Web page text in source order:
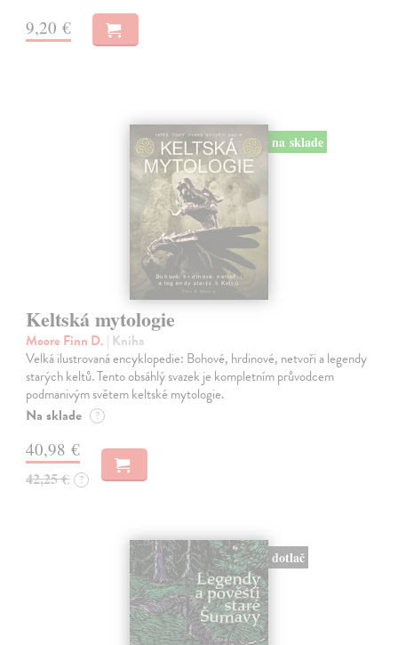
9,20 €
na sklade
Keltská mytologie
Moore Finn D. | Kniha
Velká ilustrovaná encyklopedie: Bohové, hrdinové, netvoři a legendy
starých keltů. Tento obsáhlý svazek je kompletním průvodcem
podmanivým světem keltské mytologie.
Na sklade ?
40,98 €
42,25 € ?
dotlač